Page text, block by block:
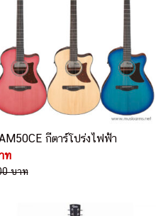
กีตาร์โปร่งไฟฟ้า
ท
บาท